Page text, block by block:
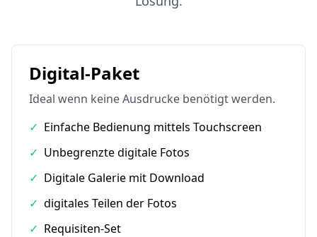
Digital-Paket
Ideal wenn keine Ausdrucke benötigt werden.
✓ Einfache Bedienung mittels Touchscreen
✓ Unbegrenzte digitale Fotos
✓ Digitale Galerie mit Download
✓ digitales Teilen der Fotos
✓ Requisiten-Set